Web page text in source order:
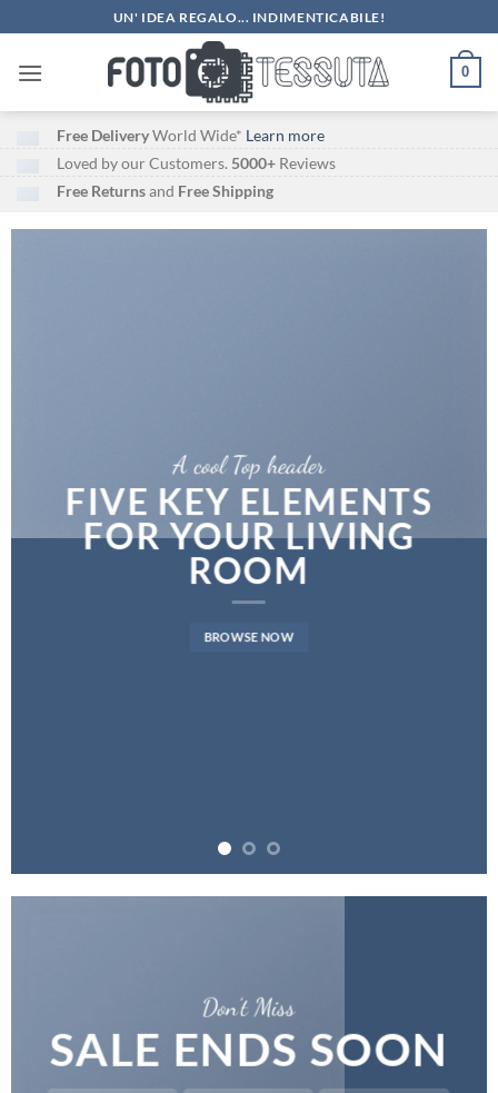
ai
contenuti
UN' IDEA REGALO... INDIMENTICABILE!
0
Free DeliveryWorld Wide* Learn more
Loved by our Customers. 5000+ Reviews
Free Returnsand Free Shipping
A cool Top header
FIVE KEY ELEMENTS
FOR YOUR LIVING
ROOM
BROWSE NOW
Don’t Miss
SALE ENDS SOON